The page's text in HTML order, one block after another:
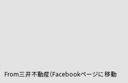
From三井不動産（Facebookページに移動